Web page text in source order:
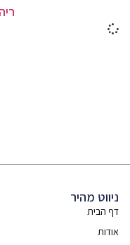
ניווט מהיר
דף הבית
אודות